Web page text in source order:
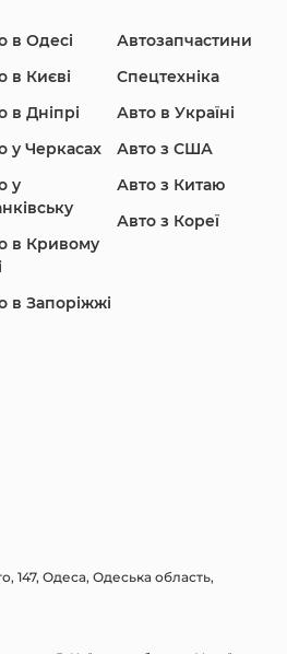
Jaguar Jeep
Rover
в Одесі
в Києві
в Дніпрі
у Черкасах
у
в Кривому
в Запоріжжі
Автозапчастини
Спецтехніка
Авто в Україні
Авто з США
Авто з Китаю
Авто з Кореї
147, Одеса, Одеська область,